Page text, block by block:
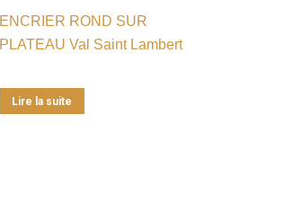
ENCRIER ROND SUR
PLATEAU Val Saint Lambert
Lire la suite